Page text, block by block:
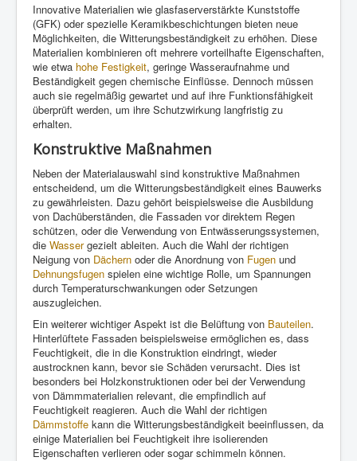
Innovative Materialien wie glasfaserverstärkte Kunststoffe
(GFK) oder spezielle Keramikbeschichtungen bieten neue
Möglichkeiten, die Witterungsbeständigkeit zu erhöhen. Diese
Materialien kombinieren oft mehrere vorteilhafte Eigenschaften,
wie etwa hohe Festigkeit, geringe Wasseraufnahme und
Beständigkeit gegen chemische Einflüsse. Dennoch müssen
auch sie regelmäßig gewartet und auf ihre Funktionsfähigkeit
überprüft werden, um ihre Schutzwirkung langfristig zu
erhalten.
Konstruktive Maßnahmen
Neben der Materialauswahl sind konstruktive Maßnahmen
entscheidend, um die Witterungsbeständigkeit eines Bauwerks
zu gewährleisten. Dazu gehört beispielsweise die Ausbildung
von Dachüberständen, die Fassaden vor direktem Regen
schützen, oder die Verwendung von Entwässerungssystemen,
die Wassergezielt ableiten. Auch die Wahl der richtigen
Neigung von Dächern oder die Anordnung von Fugen und
Dehnungsfugen spielen eine wichtige Rolle, um Spannungen
durch Temperaturschwankungen oder Setzungen
auszugleichen.
Ein weiterer wichtiger Aspekt ist die Belüftung von Bauteilen.
Hinterlüftete Fassaden beispielsweise ermöglichen es, dass
Feuchtigkeit, die in die Konstruktion eindringt, wieder
austrocknen kann, bevor sie Schäden verursacht. Dies ist
besonders bei Holzkonstruktionen oder bei der Verwendung
von Dämmmaterialien relevant, die empfindlich auf
Feuchtigkeit reagieren. Auch die Wahl der richtigen
Dämmstoffe kann die Witterungsbeständigkeit beeinflussen, da
einige Materialien bei Feuchtigkeit ihre isolierenden
Eigenschaften verlieren oder sogar schimmeln können.